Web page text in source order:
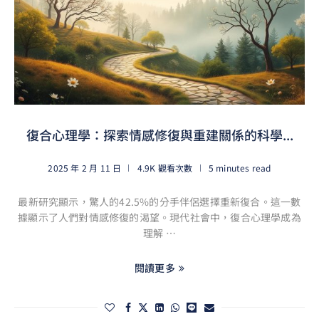
復合心理學：探索情感修復與重建關係的科學...
2025 年 2 月 11 日 4.9K 觀看次數 5 minutes read
最新研究顯示，驚人的42.5%的分手伴侶選擇重新復合。這一數
據顯示了人們對情感修復的渴望。現代社會中，復合心理學成為
理解 …
閱讀更多